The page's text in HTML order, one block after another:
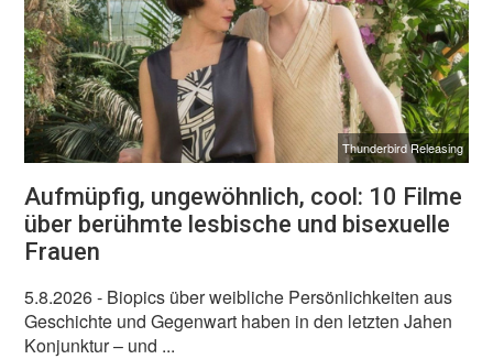
Thunderbird Releasing
Aufmüpfig, ungewöhnlich, cool: 10 Filme
über berühmte lesbische und bisexuelle
Frauen
5.8.2026- Biopics über weibliche Persönlichkeiten aus
Geschichte und Gegenwart haben in den letzten Jahen
Konjunktur – und ...